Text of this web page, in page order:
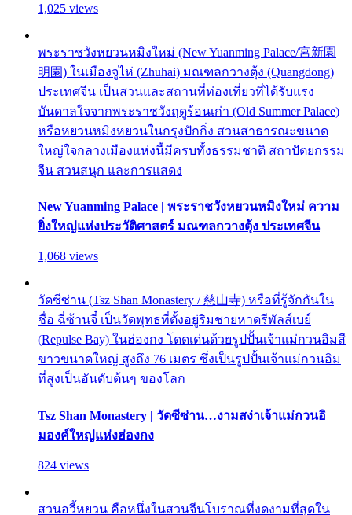
1,025 views
พระราชวังหยวนหมิงใหม่ (New Yuanming Palace/宮新園
明園) ในเมืองจูไห่ (Zhuhai) มณฑลกวางตุ้ง (Quangdong)
ประเทศจีน เป็นสวนและสถานที่ท่องเที่ยวที่ได้รับแรง
บันดาลใจจากพระราชวังฤดูร้อนเก่า (Old Summer Palace)
หรือหยวนหมิงหยวนในกรุงปักกิ่ง สวนสาธารณะขนาด
ใหญ่ใจกลางเมืองแห่งนี้มีครบทั้งธรรมชาติ สถาปัตยกรรม
จีน สวนสนุก และการแสดง
New Yuanming Palace | พระราชวังหยวนหมิงใหม่ ความ
ยิ่งใหญ่แห่งประวัติศาสตร์ มณฑลกวางตุ้ง ประเทศจีน
1,068 views
วัดซีซ่าน (Tsz Shan Monastery / 慈山寺) หรือที่รู้จักกันใน
ชื่อ ฉี่ซ้านจี๋ เป็นวัดพุทธที่ตั้งอยู่ริมชายหาดรีพัลส์เบย์
(Repulse Bay) ในฮ่องกง โดดเด่นด้วยรูปปั้นเจ้าแม่กวนอิมสี
ขาวขนาดใหญ่ สูงถึง 76 เมตร ซึ่งเป็นรูปปั้นเจ้าแม่กวนอิม
ที่สูงเป็นอันดับต้นๆ ของโลก
Tsz Shan Monastery | วัดซีซ่าน…งามสง่าเจ้าแม่กวนอิ
มองค์ใหญ่แห่งฮ่องกง
824 views
สวนอวี้หยวน คือหนึ่งในสวนจีนโบราณที่งดงามที่สุดใน